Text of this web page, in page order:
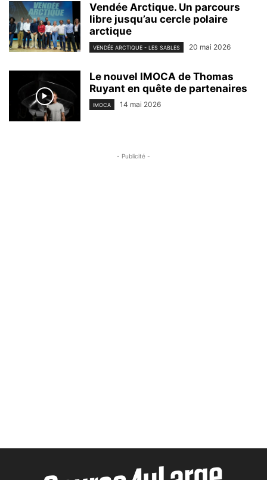
Vendée Arctique. Un parcours
libre jusqu’au cercle polaire
arctique
VENDÉE ARCTIQUE - LES SABLES 20 mai 2026
Le nouvel IMOCA de Thomas
Ruyant en quête de partenaires
IMOCA 14 mai 2026
- Publicité -